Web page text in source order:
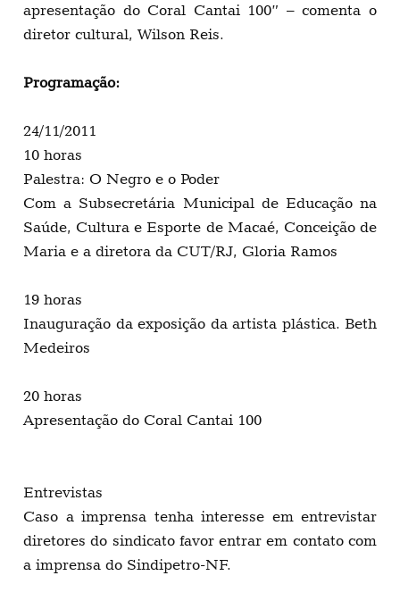
apresentação do Coral Cantai 100” – comenta o
diretor cultural, Wilson Reis.
Programação:
24/11/2011
10 horas
Palestra: O Negro e o Poder
Com a Subsecretária Municipal de Educação na
Saúde, Cultura e Esporte de Macaé, Conceição de
Maria e a diretora da CUT/RJ, Gloria Ramos
19 horas
Inauguração da exposição da artista plástica. Beth
Medeiros
20 horas
Apresentação do Coral Cantai 100
Entrevistas
Caso a imprensa tenha interesse em entrevistar
diretores do sindicato favor entrar em contato com
a imprensa do Sindipetro-NF.